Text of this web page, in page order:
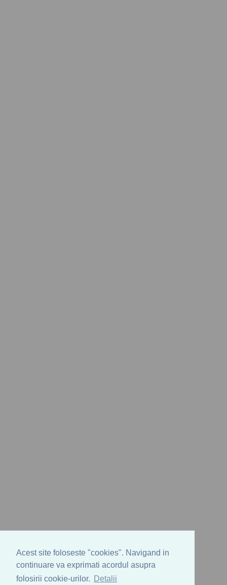
Acest site foloseste "cookies". Navigand in
continuare va exprimati acordul asupra
folosirii cookie-urilor.
Detalii